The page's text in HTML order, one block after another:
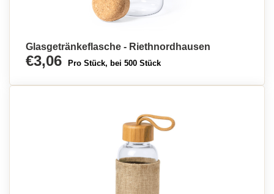
Glasgetränkeflasche - Riethnordhausen
€3,06 Pro Stück, bei 500 Stück